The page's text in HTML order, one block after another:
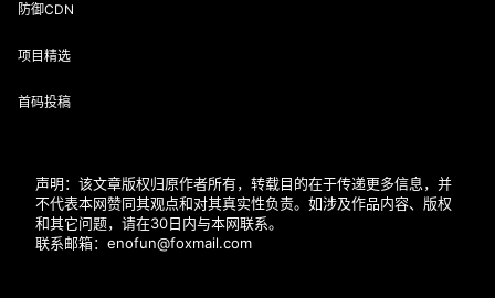
防御CDN
项目精选
首码投稿
声明：该文章版权归原作者所有，转载目的在于传递更多信息，并
不代表本网赞同其观点和对其真实性负责。如涉及作品内容、版权
和其它问题，请在30日内与本网联系。
联系邮箱：enofun@foxmail.com